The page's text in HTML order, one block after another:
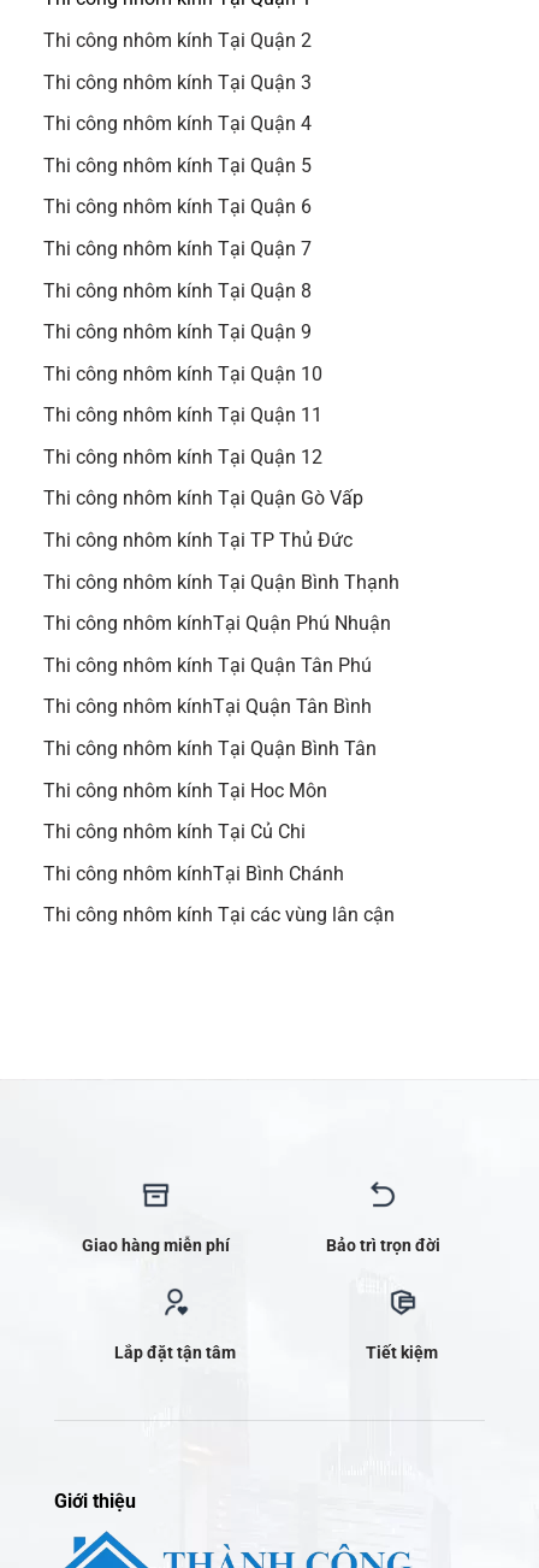
Thi công nhôm kính Tại Quận 2
Thi công nhôm kính Tại Quận 3
Thi công nhôm kính Tại Quận 4
Thi công nhôm kính Tại Quận 5
Thi công nhôm kính Tại Quận 6
Thi công nhôm kính Tại Quận 7
Thi công nhôm kính Tại Quận 8
Thi công nhôm kính Tại Quận 9
Thi công nhôm kính Tại Quận 10
Thi công nhôm kính Tại Quận 11
Thi công nhôm kính Tại Quận 12
Thi công nhôm kính Tại Quận Gò Vấp
Thi công nhôm kính Tại TP Thủ Đức
Thi công nhôm kính Tại Quận Bình Thạnh
Thi công nhôm kínhTại Quận Phú Nhuận
Thi công nhôm kính Tại Quận Tân Phú
Thi công nhôm kínhTại Quận Tân Bình
Thi công nhôm kính Tại Quận Bình Tân
Thi công nhôm kính Tại Hoc Môn
Thi công nhôm kính Tại Củ Chi
Thi công nhôm kínhTại Bình Chánh
Thi công nhôm kính Tại các vùng lân cận
Giao hàng miễn phí Bảo trì trọn đời
Lắp đặt tận tâm Tiết kiệm
Giới thiệu